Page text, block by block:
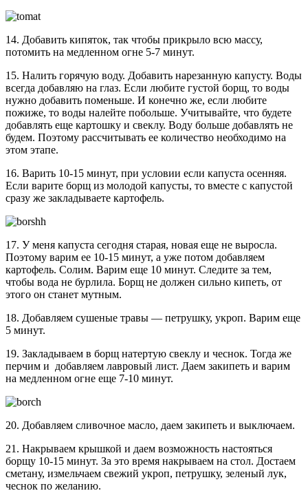
14. Добавить кипяток, так чтобы прикрыло всю массу,
потомить на медленном огне 5-7 минут.
15. Налить горячую воду. Добавить нарезанную капусту. Воды
всегда добавляю на глаз. Если любите густой борщ, то воды
нужно добавить поменьше. И конечно же, если любите
пожиже, то воды налейте побольше. Учитывайте, что будете
добавлять еще картошку и свеклу. Воду больше добавлять не
будем. Поэтому рассчитывать ее количество необходимо на
этом этапе.
16. Варить 10-15 минут, при условии если капуста осенняя.
Если варите борщ из молодой капусты, то вместе с капустой
сразу же закладываете картофель.
17. У меня капуста сегодня старая, новая еще не выросла.
Поэтому варим ее 10-15 минут, а уже потом добавляем
картофель. Солим. Варим еще 10 минут. Следите за тем,
чтобы вода не бурлила. Борщ не должен сильно кипеть, от
этого он станет мутным.
18. Добавляем сушеные травы — петрушку, укроп. Варим еще
5 минут.
19. Закладываем в борщ натертую свеклу и чеснок. Тогда же
перчим и добавляем лавровый лист. Даем закипеть и варим
на медленном огне еще 7-10 минут.
20. Добавляем сливочное масло, даем закипеть и выключаем.
21. Накрываем крышкой и даем возможность настояться
борщу 10-15 минут. За это время накрываем на стол. Достаем
сметану, измельчаем свежий укроп, петрушку, зеленый лук,
чеснок по желанию.